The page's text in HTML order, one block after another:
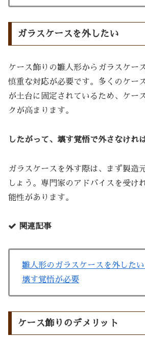
ガラスケースを外したい
ケース飾りの雛人形からガラスケー
慎重な対応が必要です。多くのケー
が土台に固定されているため、ケー
クが高まります。
したがって、壊す覚悟で外さなけれ
ガラスケースを外す際は、まず製造
しょう。専門家のアドバイスを受け
能性があります。
関連記事
雛人形のガラスケースを外した
壊す覚悟が必要
ケース飾りのデメリット